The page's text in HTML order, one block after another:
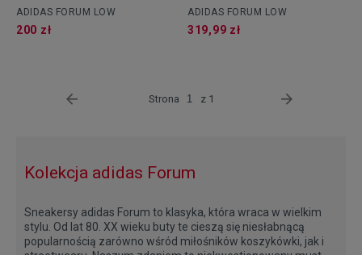
ADIDAS FORUM LOW
200 zł
ADIDAS FORUM LOW
319,99 zł
Strona z 1
Kolekcja adidas Forum
Sneakersy adidas Forum to klasyka, która wraca w wielkim
stylu. Od lat 80. XX wieku buty te cieszą się niesłabnącą
popularnością zarówno wśród miłośników koszykówki, jak i